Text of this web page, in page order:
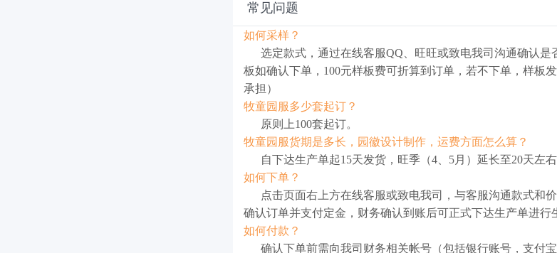
常见问题
如何采样？
选定款式，通过在线客服QQ、旺旺或致电我司沟通确认
板如确认下单，100元样板费可折算到订单，若不下单，样板
承担）
牧童园服多少套起订？
原则上100套起订。
牧童园服货期是多长，园徽设计制作，运费方面怎么算？
自下达生产单起15天发货，旺季（4、5月）延长至20天左
如何下单？
点击页面右上方在线客服或致电我司，与客服沟通款式和
确认订单并支付定金，财务确认到账后可正式下达生产单进行
如何付款？
确认下单前需向我司财务相关帐号（包括银行账号，支付